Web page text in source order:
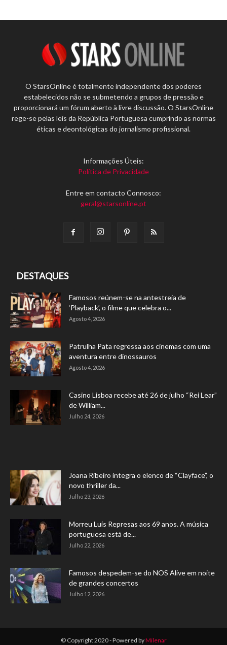
O StarsOnline é totalmente independente dos poderes
estabelecidos não se submetendo a grupos de pressão e
proporcionará um fórum aberto à livre discussão. O StarsOnline
rege-se pelas leis da República Portuguesa cumprindo as normas
éticas e deontológicas do jornalismo profissional.
Informações Úteis:
Política de Privacidade
Entre em contacto Connosco:
geral@starsonline.pt
DESTAQUES
Famosos reúnem-se na antestreia de
‘Playback’, o filme que celebra o...
Agosto 4, 2026
Patrulha Pata regressa aos cinemas com uma
aventura entre dinossauros
Agosto 4, 2026
Casino Lisboa recebe até 26 de julho “Rei Lear”
de William...
Julho 24, 2026
Joana Ribeiro integra o elenco de “Clayface”, o
novo thriller da...
Julho 23, 2026
Morreu Luís Represas aos 69 anos. A música
portuguesa está de...
Julho 22, 2026
Famosos despedem-se do NOS Alive em noite
de grandes concertos
Julho 12, 2026
© Copyright 2020 - Powered byMilenar